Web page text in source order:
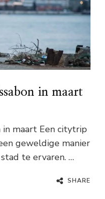
in maart
in maart Een citytrip
geweldige manier
te ervaren. …
SHARE